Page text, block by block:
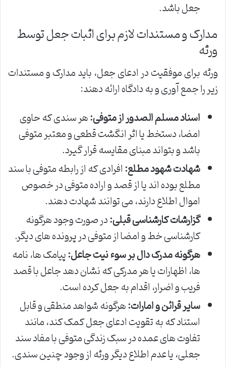
جعل باشد.
مدارک و مستندات لازم برای اثبات جعل توسط
ورثه
ورثه برای موفقیت در ادعای جعل، باید مدارک و مستندات
زیر را جمع آوری و به دادگاه ارائه دهند:
اسناد مسلم الصدور از متوفی:هر سندی که حاوی
امضا، دستخط یا اثر انگشت قطعی و معتبر متوفی
باشد و بتواند مبنای مقایسه قرار گیرد.
شهادت شهود مطلع:افرادی که از رابطه متوفی با سند
مطلع بوده اند یا از قصد و اراده متوفی در خصوص
اموال اطلاع دارند، می توانند شهادت دهند.
گزارشات کارشناسی قبلی:در صورت وجود هرگونه
کارشناسی خط و امضا از متوفی در پرونده های دیگر.
هرگونه مدرک دال بر سوء نیت جاعل:پیامک ها، نامه
ها، اظهارات یا هر مدرکی که نشان دهد جاعل با قصد
فریب و اضرار، اقدام به جعل کرده است.
سایر قرائن و امارات:هرگونه شواهد منطقی و قابل
استناد که به تقویت ادعای جعل کمک کند، مانند
تفاوت های عمده در سبک زندگی متوفی با مفاد سند
جعلی، یا عدم اطلاع دیگر ورثه از وجود چنین سندی.